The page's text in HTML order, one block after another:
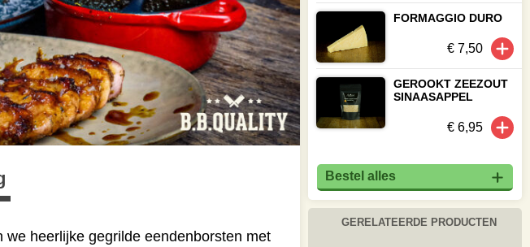
heerlijke gegrilde eendenborsten met
FORMAGGIO DURO
€ 7,50
GEROOKT ZEEZOUT
SINAASAPPEL
€ 6,95
Bestel alles
GERELATEERDE PRODUCTEN